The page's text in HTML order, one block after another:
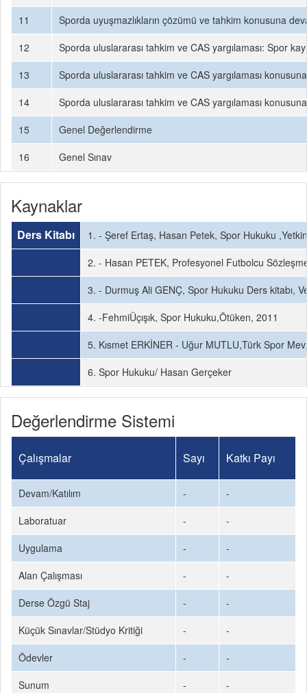
11
Sporda uyuşmazlıkların çözümü ve tahkim konusuna
12
Sporda uluslararası tahkim ve CAS yargılaması: Spor
13
Sporda uluslararası tahkim ve CAS yargılaması
14
Sporda uluslararası tahkim ve CAS yargılaması
15
Genel Değerlendirme
16
Genel Sınav
Kaynaklar
Ders Kitabı
1. - Şeref Ertaş, Hasan Petek, Spor Hukuku
2. - Hasan PETEK, Profesyonel Futbolcu
3. - Durmuş Ali GENÇ, Spor Hukuku Ders kitabı,
4. -FehmiÜçışık, Spor Hukuku,Ötüken, 2011
5. Kısmet ERKİNER - Uğur MUTLU,Türk Spor
6. Spor Hukuku/ Hasan Gerçeker
Değerlendirme Sistemi
Çalışmalar Sayı Katkı Payı
Devam/Katılım -
-
Laboratuar
-
-
Uygulama
-
-
Alan Çalışması
-
-
Derse Özgü Staj
-
-
Küçük Sınavlar/Stüdyo Kritiği
-
-
Ödevler
-
-
Sunum
-
-